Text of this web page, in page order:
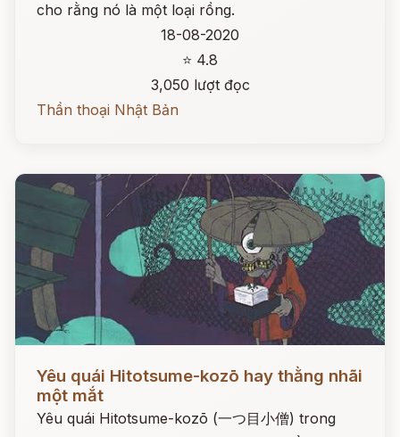
cho rằng nó là một loại rồng.
18-08-2020
⭐ 4.8
3,050 lượt đọc
Thần thoại Nhật Bản
Yêu quái Hitotsume-kozō hay thằng nhãi
một mắt
Yêu quái Hitotsume-kozō (一つ目小僧) trong